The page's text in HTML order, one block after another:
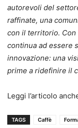
autorevoli del
raffinate, una
con il territorio. Con
continua ad essere
innovazione: una
prime a ridefinire il
Leggi l’articolo
TAGS Caffè